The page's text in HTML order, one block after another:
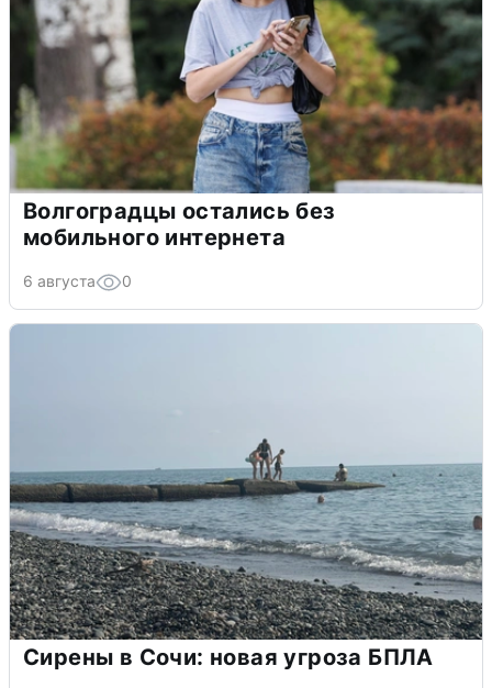
Волгоградцы остались без
мобильного интернета
6 августа 0
Сирены в Сочи: новая угроза БПЛА